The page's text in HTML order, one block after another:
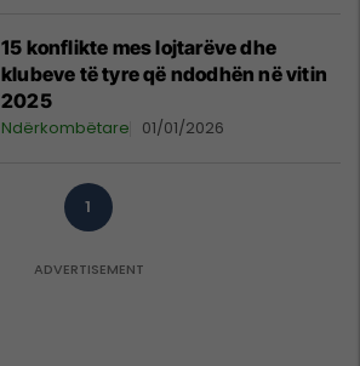
15 konflikte mes lojtarëve dhe
klubeve të tyre që ndodhën në vitin
2025
Ndërkombëtare 01/01/2026
1